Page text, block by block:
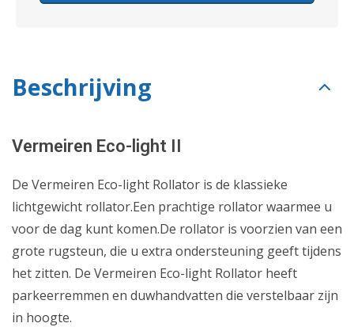
Beschrijving
Vermeiren Eco-light II
De Vermeiren Eco-light Rollator is de klassieke
lichtgewicht rollator.Een prachtige rollator waarmee u
voor de dag kunt komen.De rollator is voorzien van een
grote rugsteun, die u extra ondersteuning geeft tijdens
het zitten. De Vermeiren Eco-light Rollator heeft
parkeerremmen en duwhandvatten die verstelbaar zijn
in hoogte.